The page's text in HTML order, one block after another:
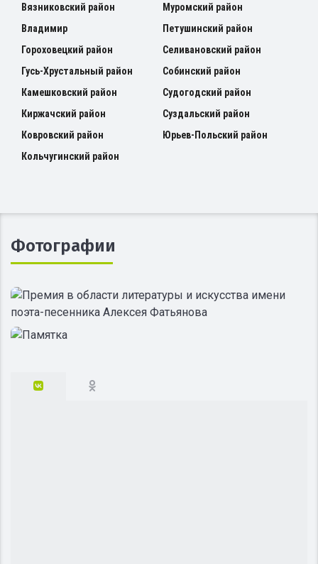
Вязниковский район
Владимир
Гороховецкий район
Гусь-Хрустальный район
Камешковский район
Киржачский район
Ковровский район
Кольчугинский район
Муромский район
Петушинский район
Селивановский район
Собинский район
Судогодский район
Суздальский район
Юрьев-Польский район
Фотографии